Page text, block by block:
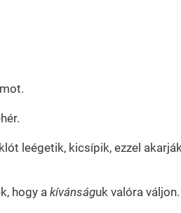
leégetik, kicsípik, ezzel
hogy a kívánságuk valóra váljon.